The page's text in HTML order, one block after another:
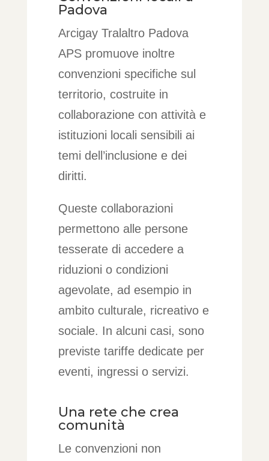
Padova
Arcigay Tralaltro Padova
APS promuove inoltre
convenzioni specifiche sul
territorio, costruite in
collaborazione con attività e
istituzioni locali sensibili ai
temi dell’inclusione e dei
diritti.
Queste collaborazioni
permettono alle persone
tesserate di accedere a
riduzioni o condizioni
agevolate, ad esempio in
ambito culturale, ricreativo e
sociale. In alcuni casi, sono
previste tariffe dedicate per
eventi, ingressi o servizi.
Una rete che crea
comunità
Le convenzioni non